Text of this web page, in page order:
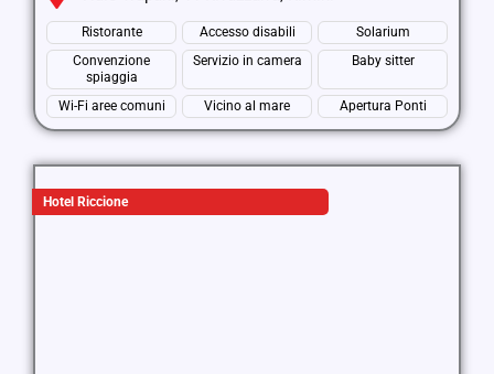
Ristorante Accesso disabili
Solarium
Convenzione
spiaggia
Servizio in camera Baby sitter
Wi-Fi aree comuni Vicino al mare Apertura Ponti
Hotel Riccione